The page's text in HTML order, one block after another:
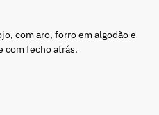
com aro, forro em algodão e
com fecho atrás.